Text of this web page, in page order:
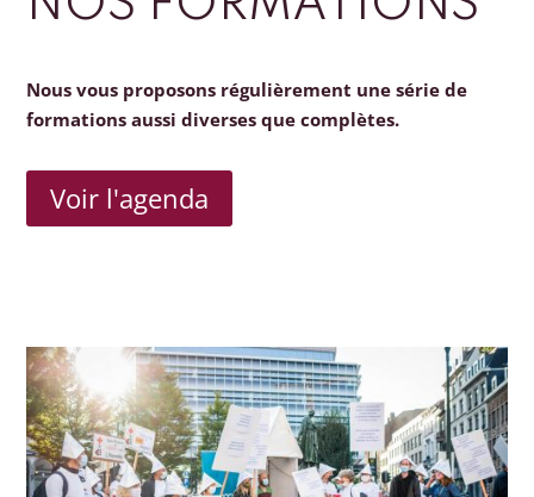
Nous vous proposons régulièrement une série de
formations aussi diverses que complètes.
Voir l'agenda